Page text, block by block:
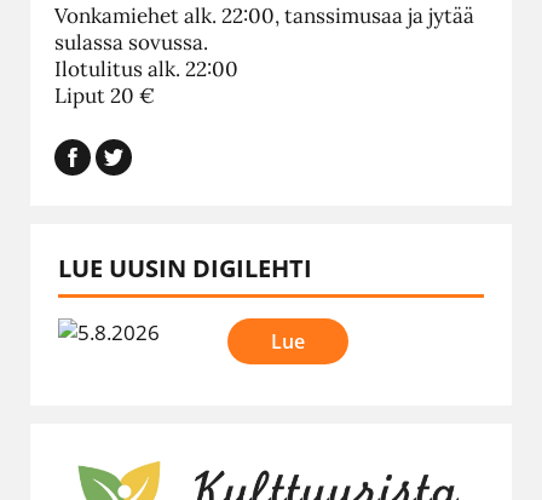
Vonkamiehet alk. 22:00, tanssimusaa ja jytää
sulassa sovussa.
Ilotulitus alk. 22:00
Liput 20 €
LUE UUSIN DIGILEHTI
Lue